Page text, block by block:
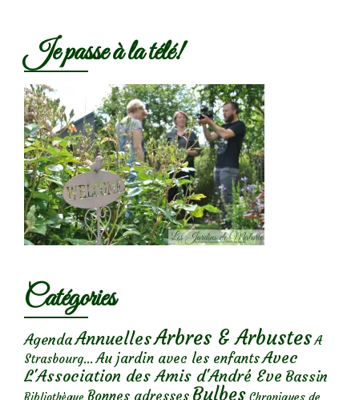
Je passe à la télé!
Catégories
AgendaAnnuellesArbres & Arbustes A
Strasbourg... Au jardin avec les enfantsAvec
L'Association des Amis d'André Eve Bassin
Bibliothèque Bonnes adresses Bulbes Chroniques de